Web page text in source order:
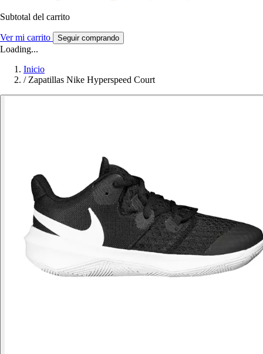
Subtotal del carrito
Ver mi carrito Seguir comprando
Loading...
Inicio
/ Zapatillas Nike Hyperspeed Court